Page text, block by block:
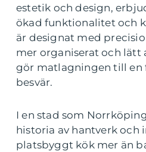
estetik och design,
ökad funktionalitet och
är designat med
mer organiserat och lätt
gör matlagningen till en
besvär.
I en stad som
historia av hantverk och
platsbyggt kök mer än